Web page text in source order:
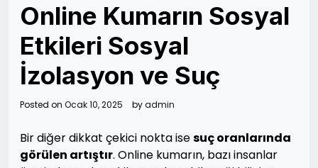
Online Kumarın Sosyal
Etkileri Sosyal
İzolasyon ve Suç
Posted on Ocak 10, 2025 byadmin
Bir diğer dikkat çekici nokta isesuç oranlarında
görülen artıştır. Online kumarın, bazı insanlar